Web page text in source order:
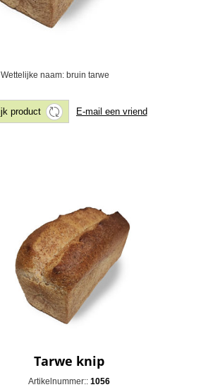
Wettelijke naam: bruin tarwe
Tarwe knip
Artikelnummer:: 1056